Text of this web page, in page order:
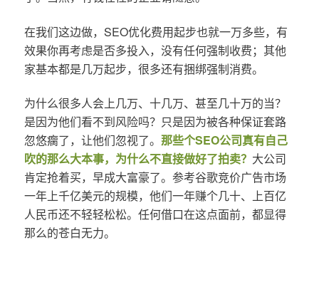
在我们这边做，SEO优化费用起步也就一万多些，有
效果你再考虑是否多投入，没有任何强制收费；其他
家基本都是几万起步，很多还有捆绑强制消费。
为什么很多人会上几万、十几万、甚至几十万的当？
是因为他们看不到风险吗？只是因为被各种保证套路
忽悠瘸了，让他们忽视了。 那些个SEO公司真有自己
吹的那么大本事，为什么不直接做好了拍卖？ 大公司
肯定抢着买，早成大富豪了。参考谷歌竞价广告市场
一年上千亿美元的规模，他们一年赚个几十、上百亿
人民币还不轻轻松松。任何借口在这点面前，都显得
那么的苍白无力。